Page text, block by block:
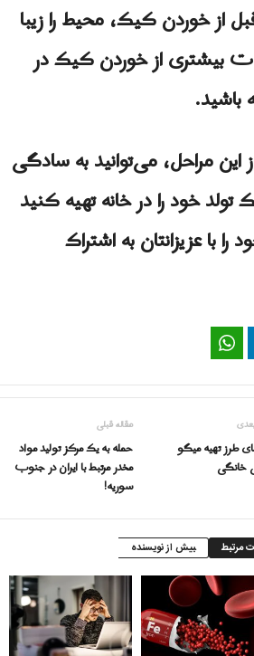
از خوردن کیک، محیط را زیبا
بیشتری از خوردن کیک در
باشید.
از این مراحل، می‌توانید به سادگی
خود را در خانه تهیه کنید
با عزیزانتان به اشتراک
LinkedIn
مقاله قبلی
حمله به یک مرکز تولید مواد
مخدر مرتبط با ایران در جنوب
سوریه!
طرز تهیه میگو
خانگی
مرتبط بیش از نویسنده